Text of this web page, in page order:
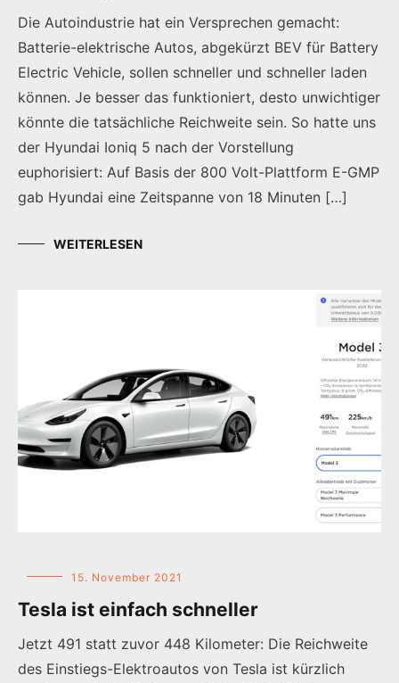
Die Autoindustrie hat ein Versprechen gemacht:
Batterie-elektrische Autos, abgekürzt BEV für Battery
Electric Vehicle, sollen schneller und schneller laden
können. Je besser das funktioniert, desto unwichtiger
könnte die tatsächliche Reichweite sein. So hatte uns
der Hyundai Ioniq 5 nach der Vorstellung
euphorisiert: Auf Basis der 800 Volt-Plattform E-GMP
gab Hyundai eine Zeitspanne von 18 Minuten […]
WEITERLESEN
15. November 2021
Tesla ist einfach schneller
Jetzt 491 statt zuvor 448 Kilometer: Die Reichweite
des Einstiegs-Elektroautos von Tesla ist kürzlich